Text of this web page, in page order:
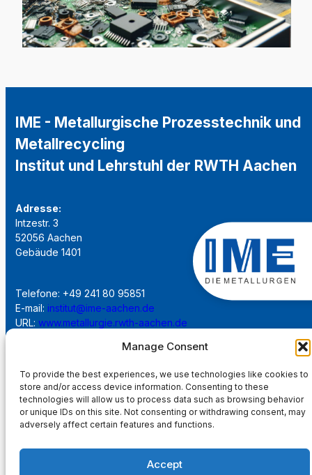
Manage Consent
To provide the best experiences, we use technologies like cookies to
store and/or access device information. Consenting to these
technologies will allow us to process data such as browsing behavior
or unique IDs on this site. Not consenting or withdrawing consent, may
adversely affect certain features and functions.
Accept
IME - Metallurgische Prozesstechnik und
Metallrecycling
Institut und Lehrstuhl der RWTH Aachen
Adresse:
Intzestr. 3
52056 Aachen
Gebäude 1401
Telefone: +49 241 80 95851
E-mail: institut@ime-aachen.de
URL: www.metallurgie.rwth-aachen.de
Impressum